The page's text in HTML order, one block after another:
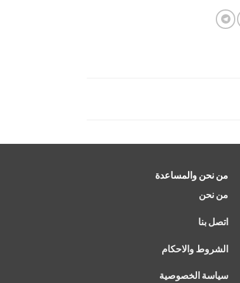
من نحن والمساعدة
من نحن
اتصل بنا
الشروط والاحكام
سياسة الخصوصية